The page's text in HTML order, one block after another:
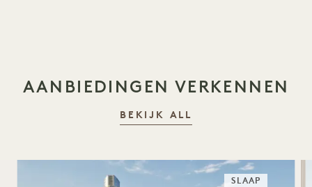
AANBIEDINGEN VERKENNEN
BEKIJK ALL
SLAAP